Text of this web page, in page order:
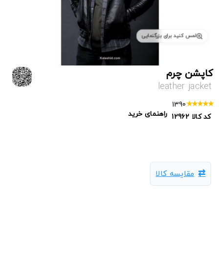
لمس کنید برای بزرگنمایی
کاپشن چرم
leather jacket
1390
کد کالا 12962 راهنمای خرید
مقایسه کالا